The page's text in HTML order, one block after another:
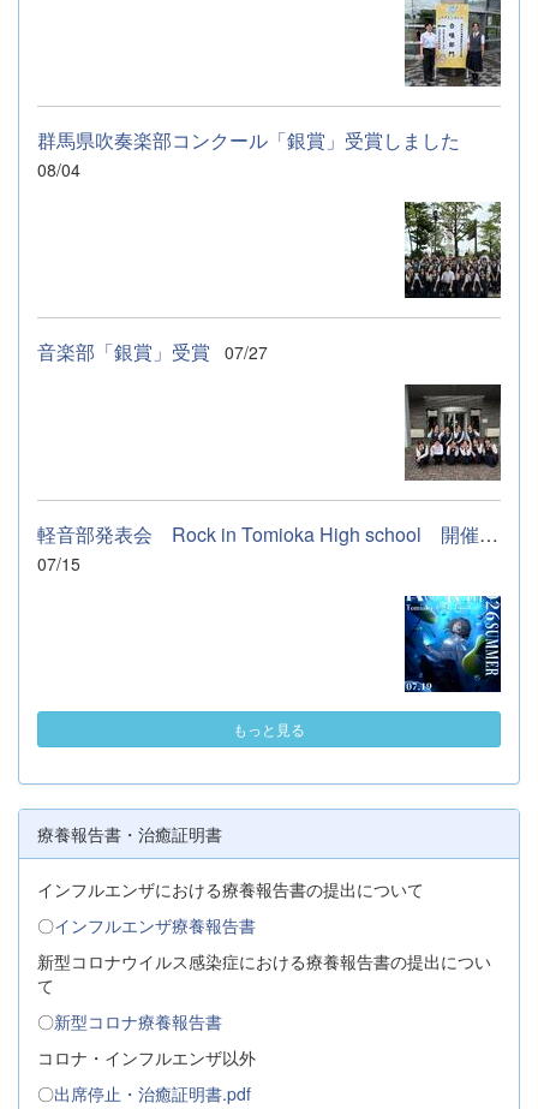
群馬県吹奏楽部コンクール「銀賞」受賞しました
08/04
音楽部「銀賞」受賞 07/27
軽音部発表会 Rock in Tomioka High school 開催します
07/15
もっと見る
療養報告書・治癒証明書
インフルエンザにおける療養報告書の提出について
〇インフルエンザ療養報告書
新型コロナウイルス感染症における療養報告書の提出につい
て
〇新型コロナ療養報告書
コロナ・インフルエンザ以外
〇出席停止・治癒証明書.pdf